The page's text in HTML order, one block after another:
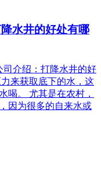
水井的好处有哪
司介绍：打降水井的好
来获取底下的水，这
喝。 尤其是在农村，
因为很多的自来水或